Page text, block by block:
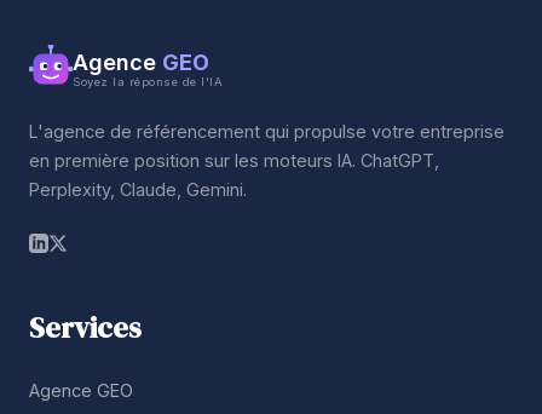
Agence GEO
Soyez la réponse de l'IA
L'agence de référencement qui propulse votre entreprise
en première position sur les moteurs IA. ChatGPT,
Perplexity, Claude, Gemini.
Services
Agence GEO